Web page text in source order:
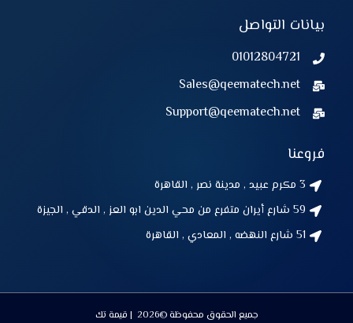
بيانات التواصل
01012804721
Sales@qeematech.net
Support@qeematech.net
فروعنا
3 مكرم عبيد , مدينة نصر , القاهرة
59 شارع أيران متفرع من محي الدين ابو العز , الدقي , الجيزة
51 شارع النهضه , المعادي , القاهرة
جميع الحقوق محفوظة ©2026 | قيمة تك